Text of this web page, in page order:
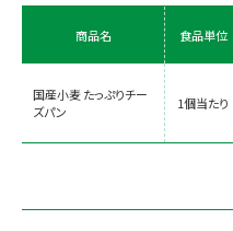
商品名 食品単位
国産小麦 たっぷりチー
ズパン
1個当たり